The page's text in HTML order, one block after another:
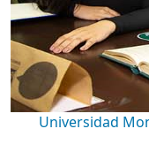
Universidad